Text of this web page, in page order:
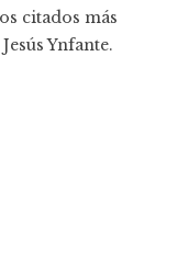
citados más
Ynfante.